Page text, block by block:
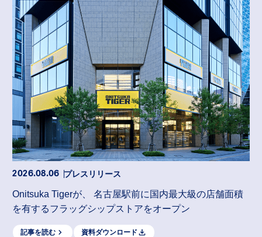
2026.08.06 プレスリリース
Onitsuka Tigerが、 名古屋駅前に国内最大級の店舗面積
を有するフラッグシップストアをオープン
記事を読む 資料ダウンロード